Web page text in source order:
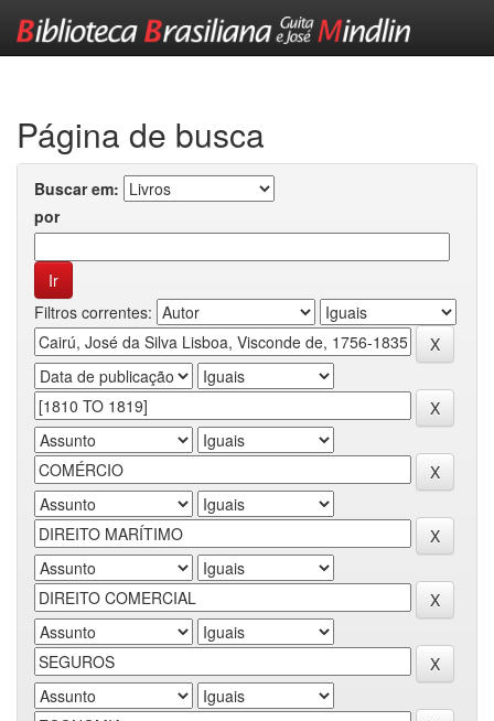
Página de busca
Buscar em:
por
Filtros correntes: